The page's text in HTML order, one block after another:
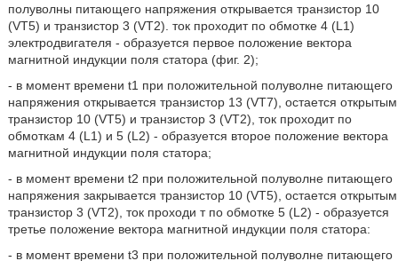
полуволны питающего напряжения открывается транзистор 10
(VT5) и транзистор 3 (VT2). ток проходит по обмотке 4 (L1)
электродвигателя - образуется первое положение вектора
магнитной индукции поля статора (фиг. 2);
- в момент времени t1 при положительной полуволне питающего
напряжения открывается транзистор 13 (VT7), остается открытым
транзистор 10 (VT5) и транзистор 3 (VT2), ток проходит по
обмоткам 4 (L1) и 5 (L2) - образуется второе положение вектора
магнитной индукции поля статора;
- в момент времени t2 при положительной полуволне питающего
напряжения закрывается транзистор 10 (VT5), остается открытым
транзистор 3 (VT2), ток проходи т по обмотке 5 (L2) - образуется
третье положение вектора магнитной индукции поля статора:
- в момент времени t3 при положительной полуволне питающего